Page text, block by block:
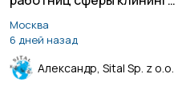
и уборок в Швейцарии
Москва
6 дней назад
Александр, Sital Sp. z o.o.